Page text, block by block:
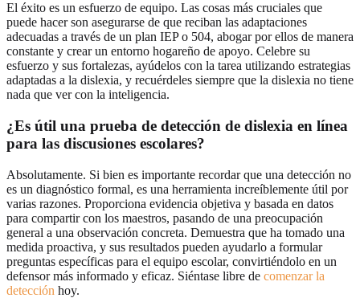
El éxito es un esfuerzo de equipo. Las cosas más cruciales que
puede hacer son asegurarse de que reciban las adaptaciones
adecuadas a través de un plan IEP o 504, abogar por ellos de manera
constante y crear un entorno hogareño de apoyo. Celebre su
esfuerzo y sus fortalezas, ayúdelos con la tarea utilizando estrategias
adaptadas a la dislexia, y recuérdeles siempre que la dislexia no tiene
nada que ver con la inteligencia.
¿Es útil una prueba de detección de dislexia en línea
para las discusiones escolares?
Absolutamente. Si bien es importante recordar que una detección no
es un diagnóstico formal, es una herramienta increíblemente útil por
varias razones. Proporciona evidencia objetiva y basada en datos
para compartir con los maestros, pasando de una preocupación
general a una observación concreta. Demuestra que ha tomado una
medida proactiva, y sus resultados pueden ayudarlo a formular
preguntas específicas para el equipo escolar, convirtiéndolo en un
defensor más informado y eficaz. Siéntase libre de comenzar la
detección hoy.